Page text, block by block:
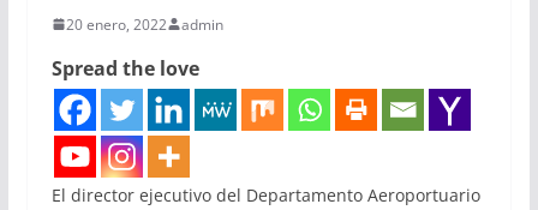
20 enero, 2022 admin
Spread the love
El director ejecutivo del Departamento Aeroportuario